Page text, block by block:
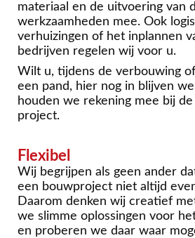
materiaal en de uitvoering van
werkzaamheden mee. Ook
verhuizingen of het inplannen
bedrijven regelen wij voor u.
Wilt u, tijdens de verbouwing of
een pand, hier nog in blijven
houden we rekening mee bij
project.
Flexibel
Wij begrijpen als geen ander
een bouwproject niet altijd
Daarom denken wij creatief
we slimme oplossingen voor
en proberen we daar waar